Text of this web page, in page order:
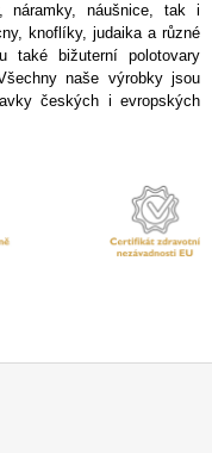
náramky, náušnice, tak i
knoflíky, judaika a různé
také bižuterní polotovary
naše výrobky jsou
českých i evropských